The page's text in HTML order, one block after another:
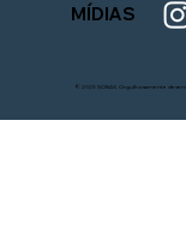
MÍDIAS
© 2025 SONAX. Orgulhosamente